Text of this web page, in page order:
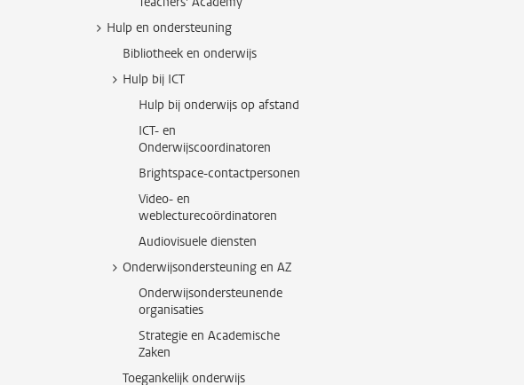
Hulp en ondersteuning
Bibliotheek en onderwijs
Hulp bij ICT
Hulp bij onderwijs op afstand
ICT- en
Onderwijscoordinatoren
Brightspace-contactpersonen
Video- en
weblecturecoördinatoren
Audiovisuele diensten
Onderwijsondersteuning en AZ
Onderwijsondersteunende
organisaties
Strategie en Academische
Zaken
Toegankelijk onderwijs